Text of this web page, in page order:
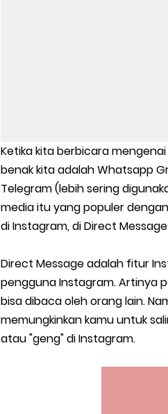
Link Grup
Power
Foto Grup
Cara
Bitcoin
Pp Wa
Cara
Ketika kita berbicara
benak kita adalah Whatsapp
Telegram (lebih sering
media itu yang populer
di Instagram, di Direct
Direct Message adalah fitur
pengguna Instagram. Artinya
bisa dibaca oleh orang lain.
memungkinkan kamu untuk
atau "geng" di Instagram.